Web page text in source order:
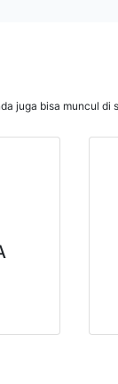
juga bisa muncul